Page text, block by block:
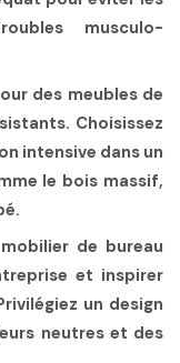
musculo-
des meubles de
Choisissez
intensive dans un
le bois massif,
de bureau
et inspirer
un design
neutres et des